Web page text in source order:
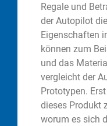
Regale und
der Autopilot
Eigenschaften
können zum
und das
vergleicht der
Prototypen.
dieses Produkt
worum es sich